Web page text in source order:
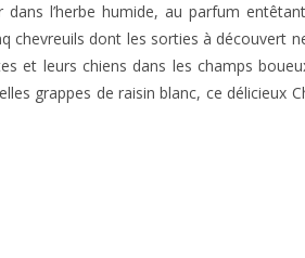
l’herbe humide, au parfum
chevreuils dont les sorties à découvert
et leurs chiens dans les champs
grappes de raisin blanc, ce délicieux